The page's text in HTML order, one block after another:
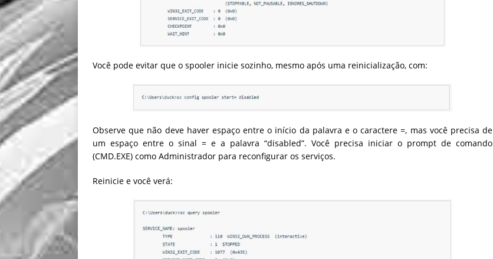
Você pode evitar que o spooler inicie sozinho, mesmo após uma reinicialização, com:
Observe que não deve haver espaço entre o início da palavra e o caractere =, mas você precisa de
um espaço entre o sinal = e a palavra “disabled”. Você precisa iniciar o prompt de comando
(CMD.EXE) como Administrador para reconfigurar os serviços.
Reinicie e você verá: